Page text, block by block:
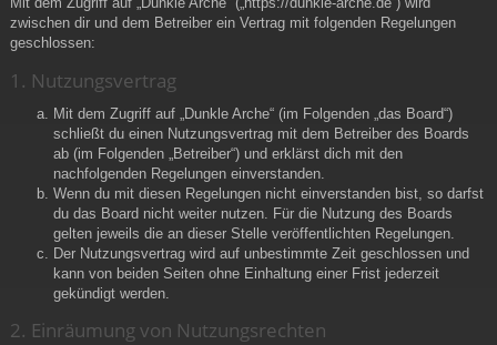
zwischen dir und dem Betreiber ein Vertrag mit folgenden Regelungen
geschlossen:
1. Nutzungsvertrag
Mit dem Zugriff auf „Dunkle Arche“ (im Folgenden „das Board“)
schließt du einen Nutzungsvertrag mit dem Betreiber des Boards
ab (im Folgenden „Betreiber“) und erklärst dich mit den
nachfolgenden Regelungen einverstanden.
Wenn du mit diesen Regelungen nicht einverstanden bist, so darfst
du das Board nicht weiter nutzen. Für die Nutzung des Boards
gelten jeweils die an dieser Stelle veröffentlichten Regelungen.
Der Nutzungsvertrag wird auf unbestimmte Zeit geschlossen und
kann von beiden Seiten ohne Einhaltung einer Frist jederzeit
gekündigt werden.
2. Einräumung von Nutzungsrechten